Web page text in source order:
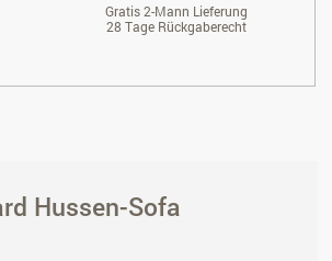
Gratis 2-Mann Lieferung
28 Tage Rückgaberecht
Hussen-Sofa